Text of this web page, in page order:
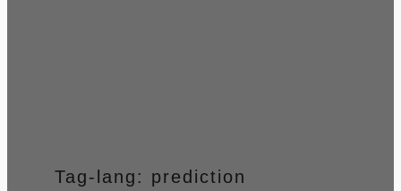
Tag-lang: prediction